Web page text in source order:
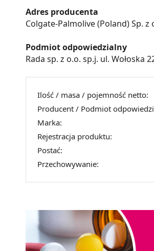
Adres producenta
Colgate-Palmolive (Poland) Sp.
Podmiot odpowiedzialny
Rada sp. z o.o. sp.j. ul. Wołoska
Ilość / masa / pojemność netto:
Producent / Podmiot
Marka:
Rejestracja produktu:
Postać:
Przechowywanie: